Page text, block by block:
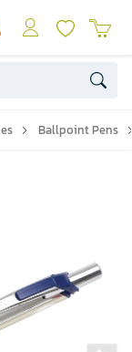
Ballpoint Pens